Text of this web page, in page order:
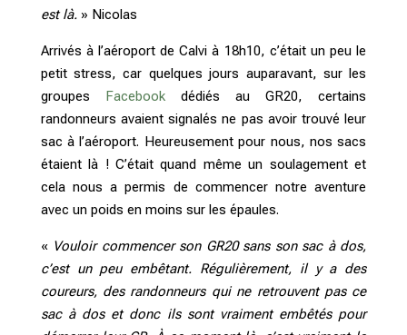
est là.» Nicolas
Arrivés à l’aéroport de Calvi à 18h10, c’était un peu le
petit stress, car quelques jours auparavant, sur les
groupes Facebookdédiés au GR20, certains
randonneurs avaient signalés ne pas avoir trouvé leur
sac à l’aéroport. Heureusement pour nous, nos sacs
étaient là ! C’était quand même un soulagement et
cela nous a permis de commencer notre aventure
avec un poids en moins sur les épaules.
« Vouloir commencer son GR20 sans son sac à dos,
c’est un peu embêtant. Régulièrement, il y a des
coureurs, des randonneurs qui ne retrouvent pas ce
sac à dos et donc ils sont vraiment embêtés pour